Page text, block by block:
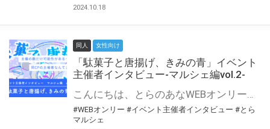
2024.10.18
同人 女性向け
「駄菓子と唐揚げ、きみの青」イベント
主催者インタビュー-マルシェ編vol.2-
こんにちは、とらのあなWEBオンリー運営スタッフです。 新たにお届けする、イベント主催者インタビュー-マルシェ編-は、 とらのあなWEBオンリー「マルシェ」をご利用の主催様に 「マルシェ」を使ってイベントを開催した感想や心がけをお聞きする企画です。 今回は、WEBオンリー初開催「駄菓子と唐揚げ、きみの青」より、 主催のぎこ六屋様にお話を伺いました。 協力：ぎこ六屋様／イベント公式Twitter（@krkgwks） とらのあなWEBオンリー「マルシェ」とは？ WEBオンリーでリアルタイムでコミュニケーションがとれるオンライン会場です。
#WEBオンリー #イベント主催者インタビュー #とら
マルシェ